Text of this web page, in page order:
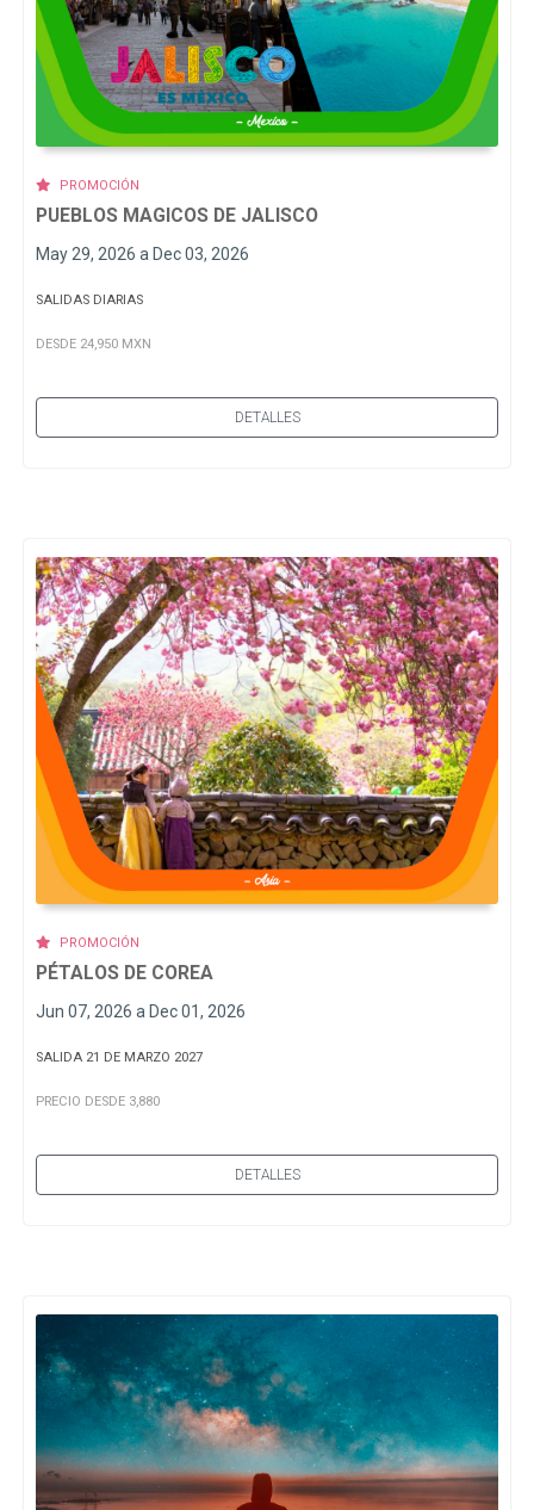
PROMOCIÓN
PUEBLOS MAGICOS DE JALISCO
May 29, 2026 a Dec 03, 2026
SALIDAS DIARIAS
DESDE 24,950 MXN
DETALLES
PROMOCIÓN
PÉTALOS DE COREA
Jun 07, 2026 a Dec 01, 2026
SALIDA 21 DE MARZO 2027
PRECIO DESDE 3,880
DETALLES